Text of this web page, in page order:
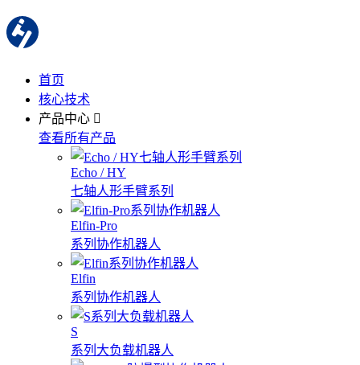
首页
核心技术
产品中心
查看所有产品
Echo / HY
七轴人形手臂系列
Elfin-Pro
系列协作机器人
Elfin
系列协作机器人
S
系列大负载机器人